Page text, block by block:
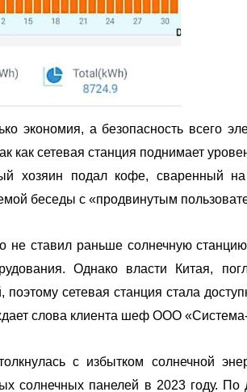
экономия, а безопасность всего
как сетевая станция поднимает
хозяин подал кофе, сваренный
беседы с «продвинутым
не ставил раньше солнечную
Однако власти Китая,
поэтому сетевая станция стала
слова клиента шеф ООО
с избытком солнечной
солнечных панелей в 2023 году. По